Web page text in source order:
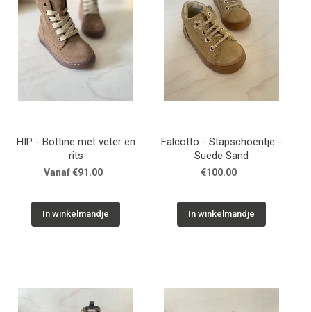
HIP - Bottine met veter en
rits
Vanaf €91.00
In winkelmandje
Falcotto - Stapschoentje -
Suede Sand
€100.00
In winkelmandje